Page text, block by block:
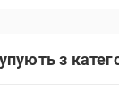
з